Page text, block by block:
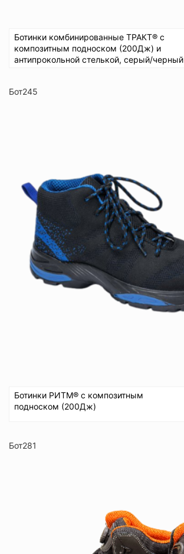
Ботинки комбинированные ТРАКТ® с
композитным подноском (200Дж) и
антипрокольной стелькой, серый/черный
Бот245
Ботинки РИТМ® с композитным
подноском (200Дж)
Бот281